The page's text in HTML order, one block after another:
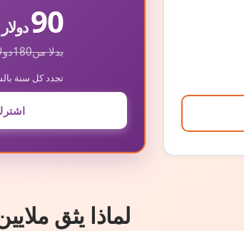
90
بدلا من180
تجدد كل سنة
لماذا يثق